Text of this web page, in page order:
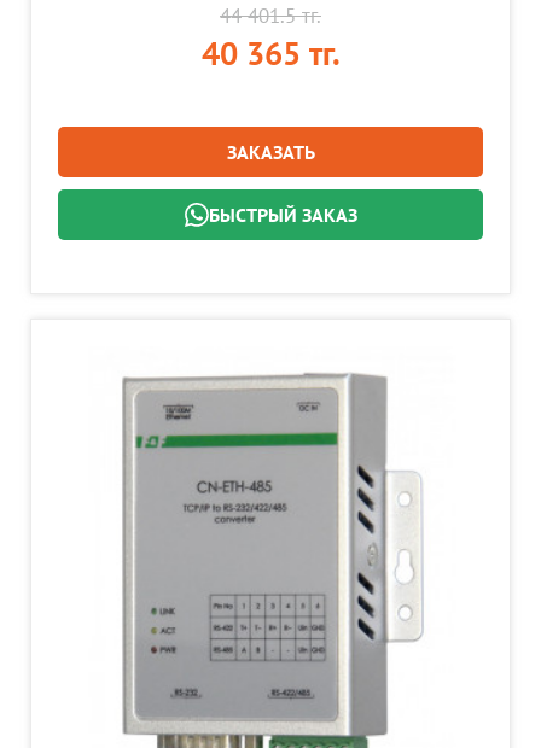
44 401.5 тг.
40 365 тг.
ЗАКАЗАТЬ
БЫСТРЫЙ ЗАКАЗ